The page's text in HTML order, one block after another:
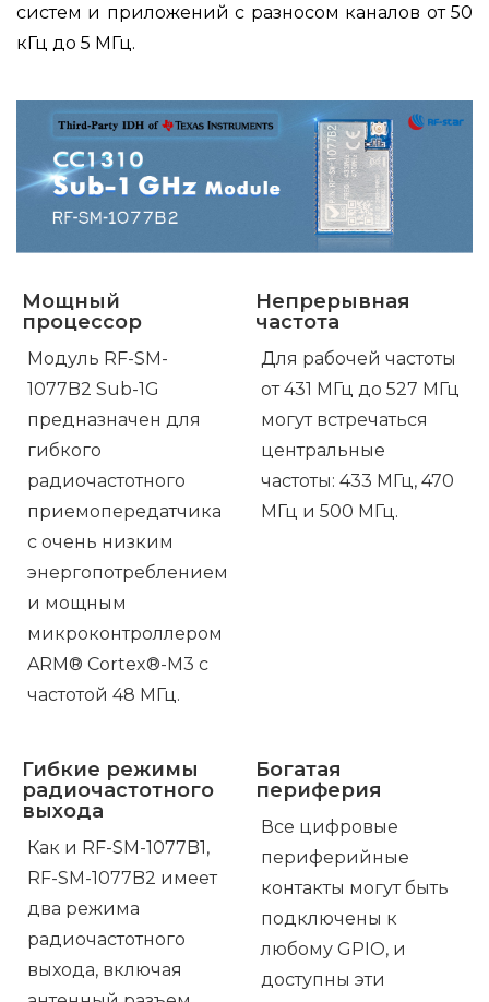
систем и приложений с разносом каналов от 50
кГц до 5 МГц.
Мощный
процессор
Модуль RF-SM-
1077B2 Sub-1G
предназначен для
гибкого
радиочастотного
приемопередатчика
с очень низким
энергопотреблением
и мощным
микроконтроллером
ARM® Cortex®-M3 с
частотой 48 МГц.
Непрерывная
частота
Для рабочей частоты
от 431 МГц до 527 МГц
могут встречаться
центральные
частоты: 433 МГц, 470
МГц и 500 МГц.
Гибкие режимы
радиочастотного
выхода
Как и RF-SM-1077B1,
RF-SM-1077B2 имеет
два режима
радиочастотного
выхода, включая
Богатая
периферия
Все цифровые
периферийные
контакты могут быть
подключены к
любому GPIO, и
доступны эти